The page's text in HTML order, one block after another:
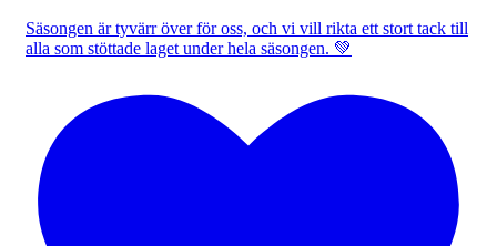
Säsongen är tyvärr över för oss, och vi vill rikta ett stort tack till
alla som stöttade laget under hela säsongen. 💚